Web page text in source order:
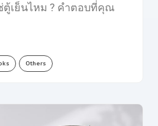
ตู้เย็นไหม ? คำตอบที่คุณ
Others